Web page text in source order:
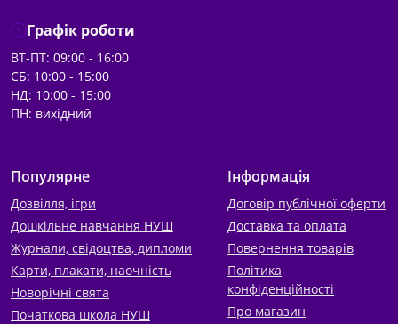
Графік роботи
ВТ-ПТ: 09:00 - 16:00
СБ: 10:00 - 15:00
НД: 10:00 - 15:00
ПН: вихідний
Популярне
Дозвілля, ігри
Дошкільне навчання НУШ
Журнали, свідоцтва, дипломи
Карти, плакати, наочність
Новорічні свята
Початкова школа НУШ
Інформація
Договір публічної оферти
Доставка та оплата
Повернення товарів
Політика
конфіденційності
Про магазин